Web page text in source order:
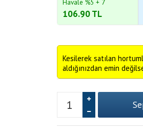
Havale %5 + 7
106.90TL
Kesilerek satılan
aldığınızdan emin